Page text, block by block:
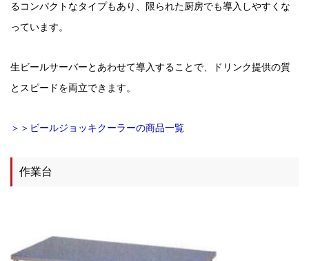
るコンパクトなタイプもあり、限られた厨房でも導入しやすくな
っています。
生ビールサーバーとあわせて導入することで、ドリンク提供の質
とスピードを両立できます。
＞＞ビールジョッキクーラーの商品一覧
作業台